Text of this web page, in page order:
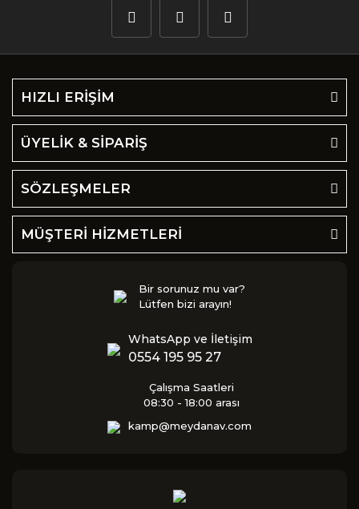
HIZLI ERİŞİM
ÜYELİK & SİPARİŞ
SÖZLEŞMELER
MÜŞTERİ HİZMETLERİ
Bir sorunuz mu var?
Lütfen bizi arayın!
WhatsApp ve İletişim
0554 195 95 27
Çalışma Saatleri
08:30 - 18:00 arası
kamp@meydanav.com